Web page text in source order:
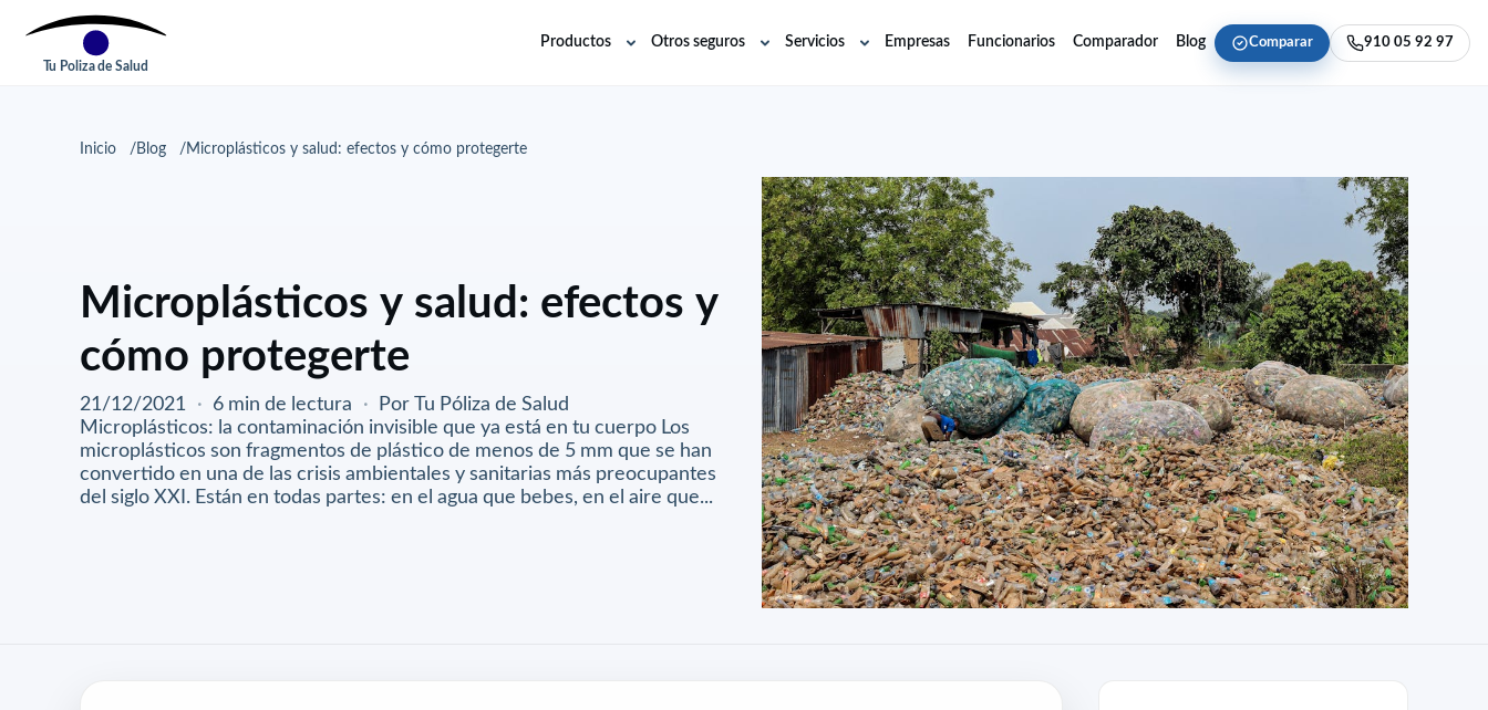
Tu Poliza de Salud
Productos
AbrirOtros seguros
AbrirServicios
AbrirEmpresas Funcionarios Comparador Blog Comparar 910 05 92 97
Inicio Blog Microplásticos y salud: efectos y cómo protegerte
Microplásticos y salud: efectos y
cómo protegerte
21/12/2021 · 6 min de lectura ·
Por Tu Póliza de Salud
Microplásticos: la contaminación invisible que ya está en tu cuerpo Los
microplásticos son fragmentos de plástico de menos de 5 mm que se han
convertido en una de las crisis ambientales y sanitarias más preocupantes
del siglo XXI. Están en todas partes: en el agua que bebes, en el aire que...